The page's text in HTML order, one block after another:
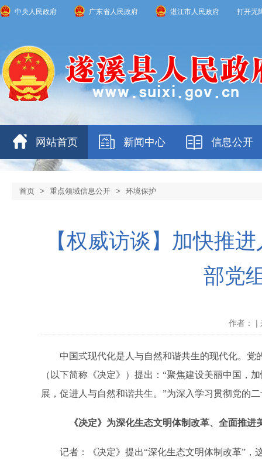
中央人民政府 广东省人民政府 湛江市人民政府 打开无
网站首页 新闻中心 信息公开
首页 > 重点领域信息公开 > 环境保护
【权威访谈】加快推
部党
作者： |
中国式现代化是人与自然和谐共生的现代化。党
（以下简称《决定》）提出：“聚焦建设美丽中国，
展，促进人与自然和谐共生。”为深入学习贯彻党的
《决定》为深化生态文明体制改革、全面推进
记者：《决定》提出“深化生态文明体制改革”，